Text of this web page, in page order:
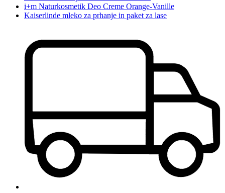
i+m Naturkosmetik Deo Creme Orange-Vanille
Kaiserlinde mleko za prhanje in paket za lase